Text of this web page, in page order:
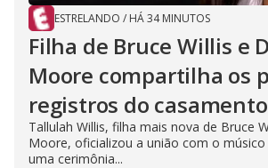
ESTRELANDO / HÁ 34 MINUTOS
Filha de Bruce Willis e
Moore compartilha os
registros do
Tallulah Willis, filha mais nova de Bruce
Moore, oficializou a união com o músico
uma cerimônia...